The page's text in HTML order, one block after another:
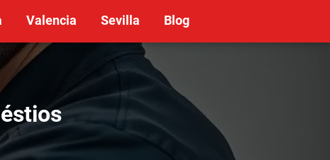
Valencia Sevilla Blog